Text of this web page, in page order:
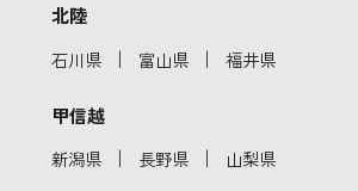
北陸
石川県 ｜ 富山県 ｜ 福井県
甲信越
新潟県 ｜ 長野県 ｜ 山梨県